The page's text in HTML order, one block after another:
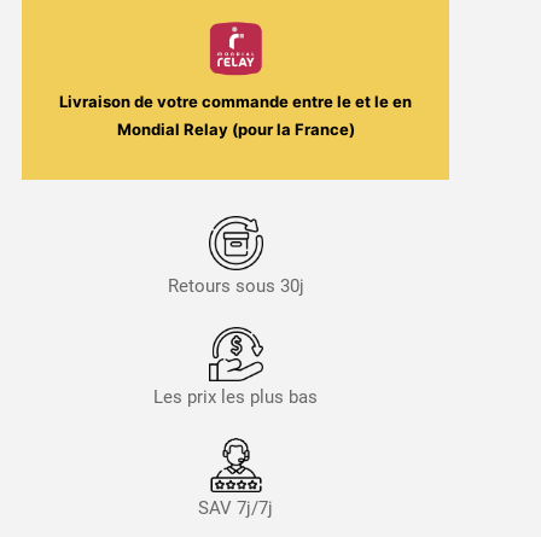
Livraison de votre commande entre leet leen
Mondial Relay (pour la France)
Retours sous 30j
Les prix les plus bas
SAV 7j/7j